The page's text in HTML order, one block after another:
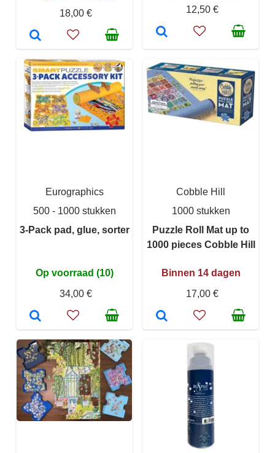
18,00 €
12,50 €
Eurographics
500 - 1000 stukken
3-Pack pad, glue, sorter
Op voorraad (10)
34,00 €
Cobble Hill
1000 stukken
Puzzle Roll Mat up to
1000 pieces Cobble Hill
Binnen 14 dagen
17,00 €